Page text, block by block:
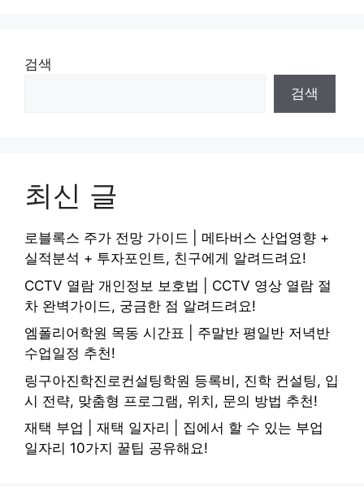
검색
검색
최신 글
로블록스 주가 전망 가이드 | 메타버스 산업영향 +
실적분석 + 투자포인트, 친구에게 알려드려요!
CCTV 열람 개인정보 보호법 | CCTV 영상 열람 절
차 완벽가이드, 궁금한 점 알려드려요!
엠폴리어학원 목동 시간표 | 주말반 평일반 저녁반
수업일정 추천!
링구아진학진로컨설팅학원 등록비, 진학 컨설팅, 입
시 전략, 맞춤형 프로그램, 위치, 문의 방법 추천!
재택 부업 | 재택 일자리 | 집에서 할 수 있는 부업
일자리 10가지 꿀팁 공유해요!